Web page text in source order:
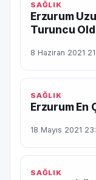
SAĞLIK
Erzurum
Turuncu
8 Haziran 2021
SAĞLIK
Erzurum En
18 Mayıs 2021
SAĞLIK